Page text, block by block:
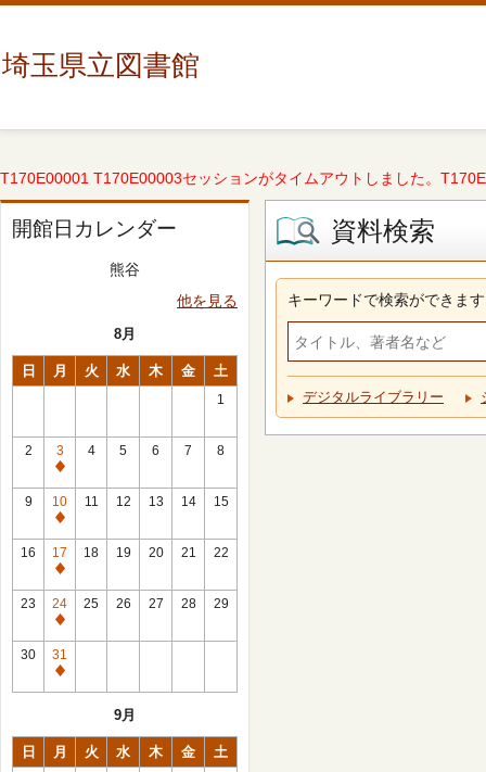
埼玉県立図書館
T170E00001 T170E00003セッションがタイムアウトしました。
開館日カレンダー
熊谷
他を見る
8月
日 月 火 水 木 金 土
1
2
3
休
館
日
4 5 6 7 8
9
10
休
館
日
11 12 13 14 15
16
17
休
館
日
18 19 20 21 22
23
24
休
館
日
25 26 27 28 29
30
31
休
9月
日 月 火 水 木 金 土
資料検索
キーワードで検索ができます
デジタルライブラリー